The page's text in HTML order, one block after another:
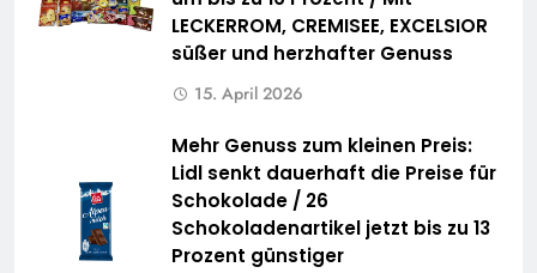
LECKERROM, CREMISEE, EXCELSIOR
süßer und herzhafter Genuss
15. April 2026
Mehr Genuss zum kleinen Preis:
Lidl senkt dauerhaft die Preise für
Schokolade / 26
Schokoladenartikel jetzt bis zu 13
Prozent günstiger